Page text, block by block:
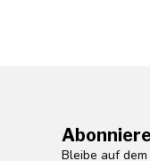
Bleibe auf